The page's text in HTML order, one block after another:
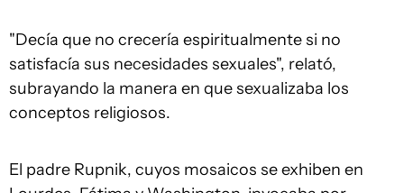
"Decía que no crecería espiritualmente si no
satisfacía sus necesidades sexuales", relató,
subrayando la manera en que sexualizaba los
conceptos religiosos.
El padre Rupnik, cuyos mosaicos se exhiben en